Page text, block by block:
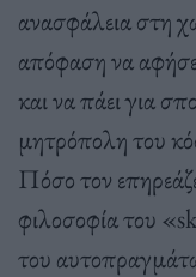
ανασφάλεια στη
απόφαση να
και να πάει για
μητρόπολη του
Πόσο τον
φιλοσοφία του
του